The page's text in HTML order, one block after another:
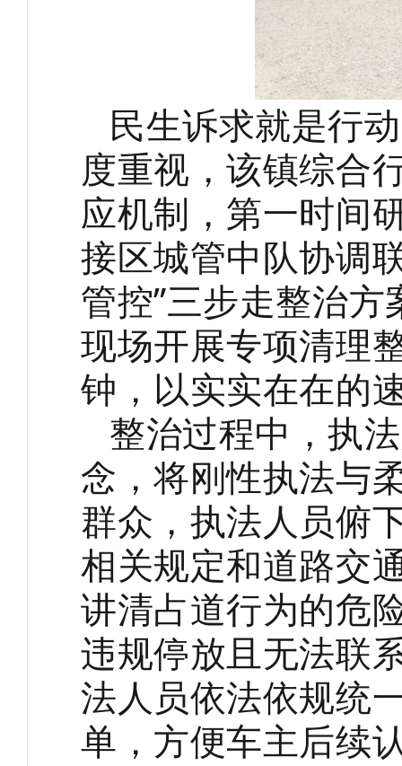
民生诉求就是行
度重视，该镇综合
应机制，第一时间
接区城管中队协调
管控”三步走整治
现场开展专项清理
钟 ，以实实在在的
整治过程中，执
念，将刚性执法与
群众，执法人员俯
相关规定和道路交
讲清占道行为的危
违规停放且无法联
法人员依法依规统
单，方便车主后续